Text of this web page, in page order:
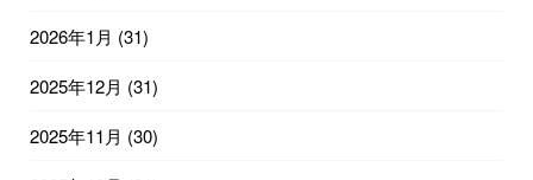
2026年1月 (31)
2025年12月 (31)
2025年11月 (30)